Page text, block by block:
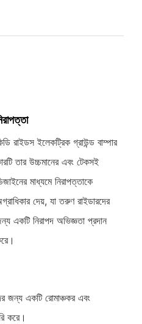
রাইডস ইলেকট্রিক গ্রাউন্ড বাম্পার
তার উচ্চমানের এবং টেকসই
মাধ্যমে নিরাপত্তাকে
দেয়, যা তরুণ রাইডারদের
একটি নিরাপদ অভিজ্ঞতা প্রদান
জন্য একটি রোমাঞ্চকর এবং
করে।